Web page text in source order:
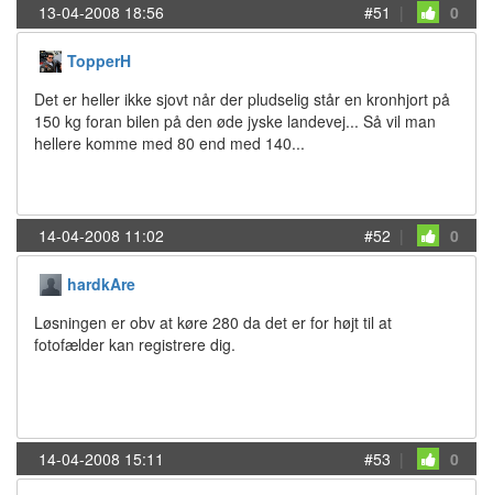
13-04-2008 18:56 #51 | 0
TopperH
Det er heller ikke sjovt når der pludselig står en kronhjort på
150 kg foran bilen på den øde jyske landevej... Så vil man
hellere komme med 80 end med 140...
14-04-2008 11:02 #52 | 0
hardkAre
Løsningen er obv at køre 280 da det er for højt til at
fotofælder kan registrere dig.
14-04-2008 15:11 #53 | 0